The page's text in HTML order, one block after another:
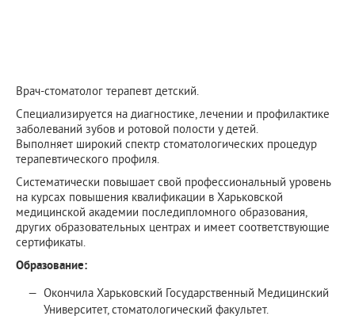
Врач-стоматолог терапевт детский.
Специализируется на диагностике, лечении и профилактике
заболеваний зубов и ротовой полости у детей.
Выполняет широкий спектр стоматологических процедур
терапевтического профиля.
Систематически повышает свой профессиональный уровень
на курсах повышения квалификации в Харьковской
медицинской академии последипломного образования,
других образовательных центрах и имеет соответствующие
сертификаты.
Образование:
Окончила Харьковский Государственный Медицинский
Университет, стоматологический факультет.